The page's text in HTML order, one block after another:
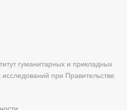
гуманитарных и прикладных
при Правительстве